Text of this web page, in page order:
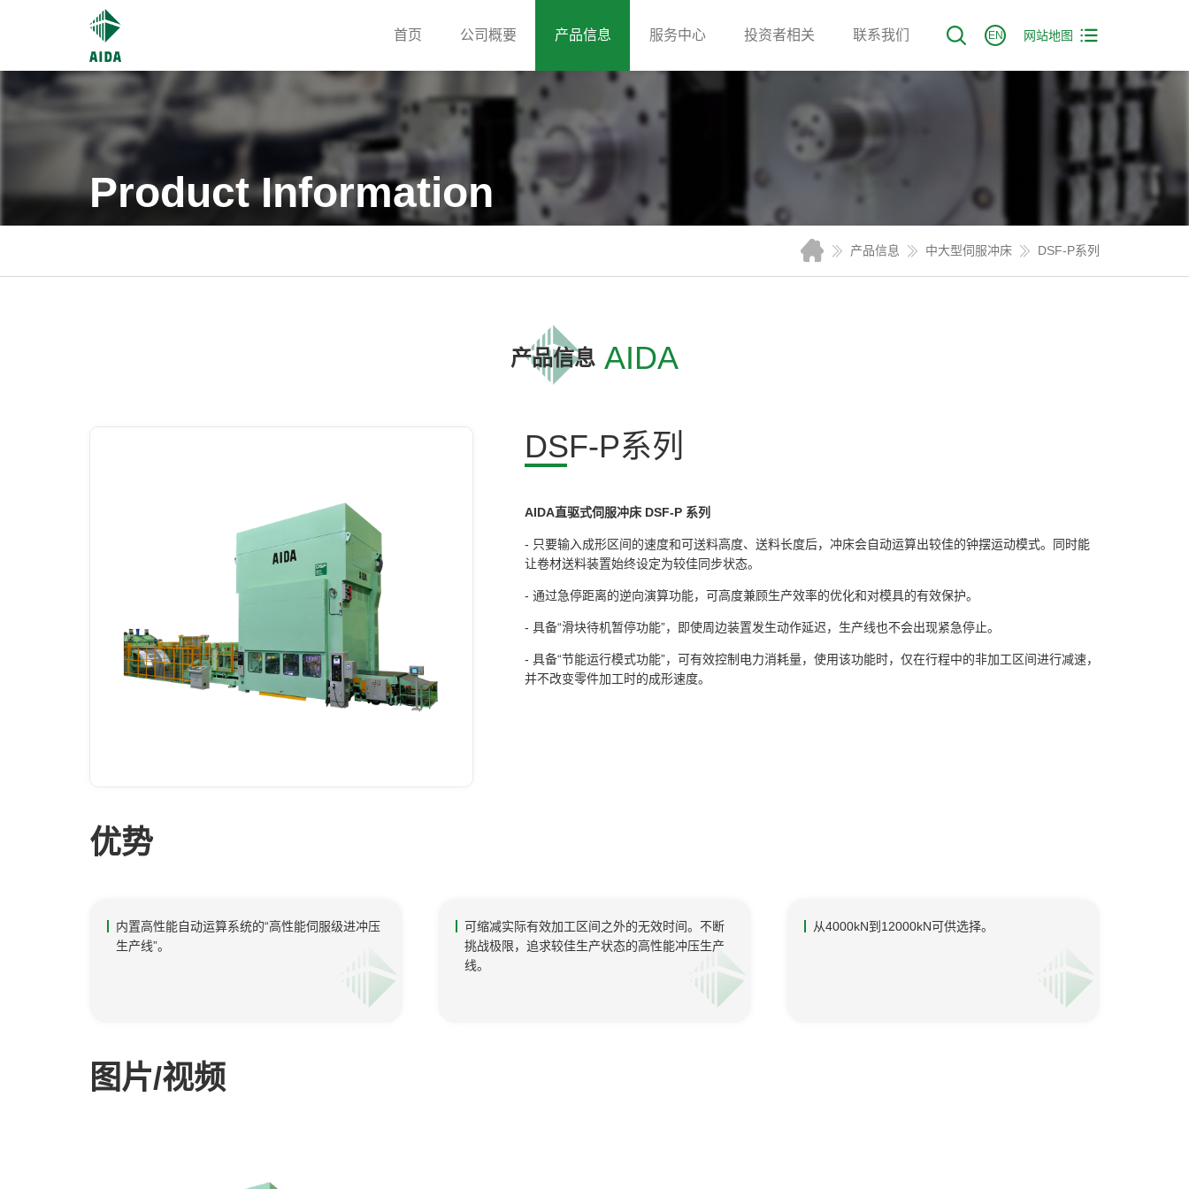
首页 公司概要 产品信息 服务中心 投资者相关 联系我们 EN 网站地图
Product Information
产品信息 中大型伺服冲床 DSF-P系列
产品信息 AIDA
DSF-P系列
AIDA直驱式伺服冲床 DSF-P 系列
- 只要输入成形区间的速度和可送料高度、送料长度后，冲床会自动运算出较佳的钟摆运动模式。同时能
让卷材送料装置始终设定为较佳同步状态。
- 通过急停距离的逆向演算功能，可高度兼顾生产效率的优化和对模具的有效保护。
- 具备“滑块待机暂停功能”，即使周边装置发生动作延迟，生产线也不会出现紧急停止。
- 具备“节能运行模式功能”，可有效控制电力消耗量，使用该功能时，仅在行程中的非加工区间进行减速，
并不改变零件加工时的成形速度。
优势
内置高性能自动运算系统的“高性能伺服级进冲压
生产线”。
可缩减实际有效加工区间之外的无效时间。不断
挑战极限，追求较佳生产状态的高性能冲压生产
线。
从4000kN到12000kN可供选择。
图片/视频